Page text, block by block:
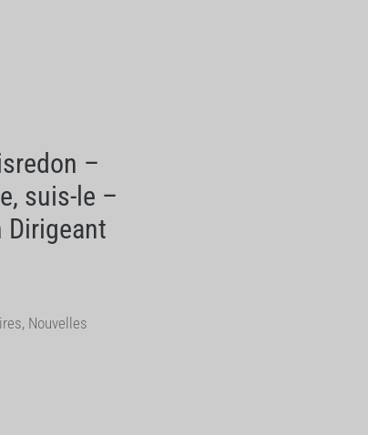
–
suis-le –
Dirigeant
, Nouvelles